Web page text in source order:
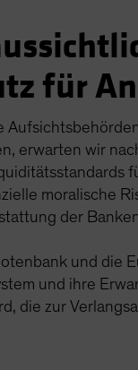
für
erwarten wir
moralische
der
und die
und ihre
die zur